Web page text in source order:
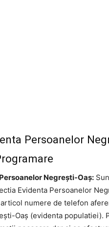
Persoanelor
Negrești-Oaș:
Evidenta Persoanelor
numere de telefon
Oaș (evidenta populatiei).